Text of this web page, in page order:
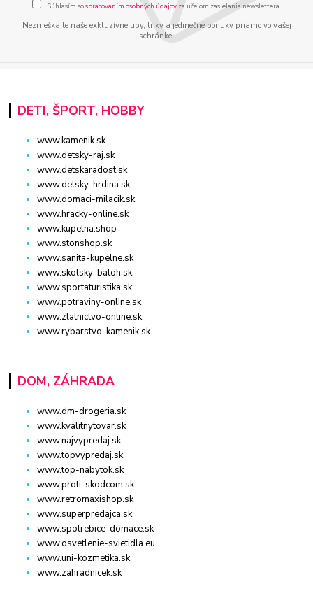
Súhlasím sospracovaním osobných údajov za účelom zasielania newslettera.
Nezmeškajte naše exkluzívne tipy, triky a jedinečné ponuky priamo vo vašej
schránke.
DETI, ŠPORT, HOBBY
www.kamenik.sk
www.detsky-raj.sk
www.detskaradost.sk
www.detsky-hrdina.sk
www.domaci-milacik.sk
www.hracky-online.sk
www.kupelna.shop
www.stonshop.sk
www.sanita-kupelne.sk
www.skolsky-batoh.sk
www.sportaturistika.sk
www.potraviny-online.sk
www.zlatnictvo-online.sk
www.rybarstvo-kamenik.sk
DOM, ZÁHRADA
www.dm-drogeria.sk
www.kvalitnytovar.sk
www.najvypredaj.sk
www.topvypredaj.sk
www.top-nabytok.sk
www.proti-skodcom.sk
www.retromaxishop.sk
www.superpredajca.sk
www.spotrebice-domace.sk
www.osvetlenie-svietidla.eu
www.uni-kozmetika.sk
www.zahradnicek.sk